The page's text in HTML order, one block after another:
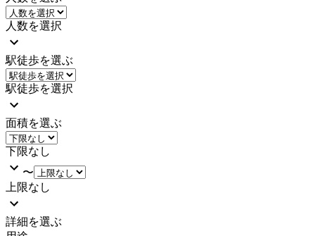
人数を選択
駅徒歩を選ぶ
駅徒歩を選択
面積を選ぶ
下限なし
〜
上限なし
詳細を選ぶ